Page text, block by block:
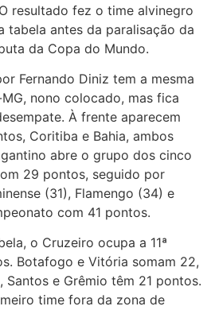
resultado fez o time alvinegro
tabela antes da paralisação da
da Copa do Mundo.
Fernando Diniz tem a mesma
nono colocado, mas fica
À frente aparecem
Coritiba e Bahia, ambos
abre o grupo dos cinco
29 pontos, seguido por
(31), Flamengo (34) e
com 41 pontos.
o Cruzeiro ocupa a 11ª
Botafogo e Vitória somam 22,
Santos e Grêmio têm 21 pontos.
time fora da zona de